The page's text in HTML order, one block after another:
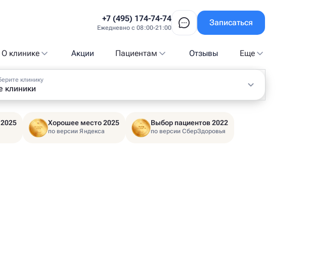
+7 (495) 174-74-74
Ежедневно с 08:00-21:00
Записаться
О клинике Акции Пациентам Отзывы Еще
клинику
клиники
Хорошее место 2025
по версии Яндекса
Выбор пациентов 2022
по версии СберЗдоровья